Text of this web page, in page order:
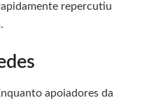
repercutiu
apoiadores da